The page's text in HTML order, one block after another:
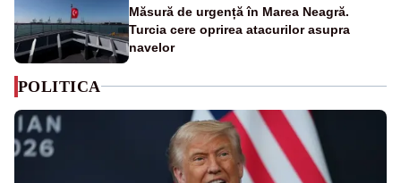
Măsură de urgență în Marea Neagră.
Turcia cere oprirea atacurilor asupra
navelor
POLITICA